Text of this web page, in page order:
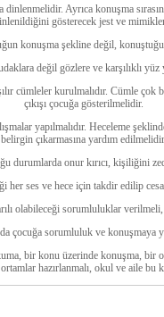
Ayrıca konuşma
gösterecek jest ve mimikler
konuşma şekline değil,
değil gözlere ve karşılıklı yüz
cümleler kurulmalıdır. Cümle çok
çıkışı çocuğa gösterilmelidir.
yapılmalıdır. Heceleme
belirgin çıkarmasına yardım
durumlarda onur kırıcı, kişiliğini
her ses ve hece için takdir edilip
olabileceği sorumluluklar verilmeli,
çocuğa sorumluluk ve
bir konu üzerinde konuşma, bir
hazırlanmalı, okul ve aile bu